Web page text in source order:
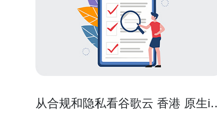
从合规和隐私看谷歌云 香港 原生ip